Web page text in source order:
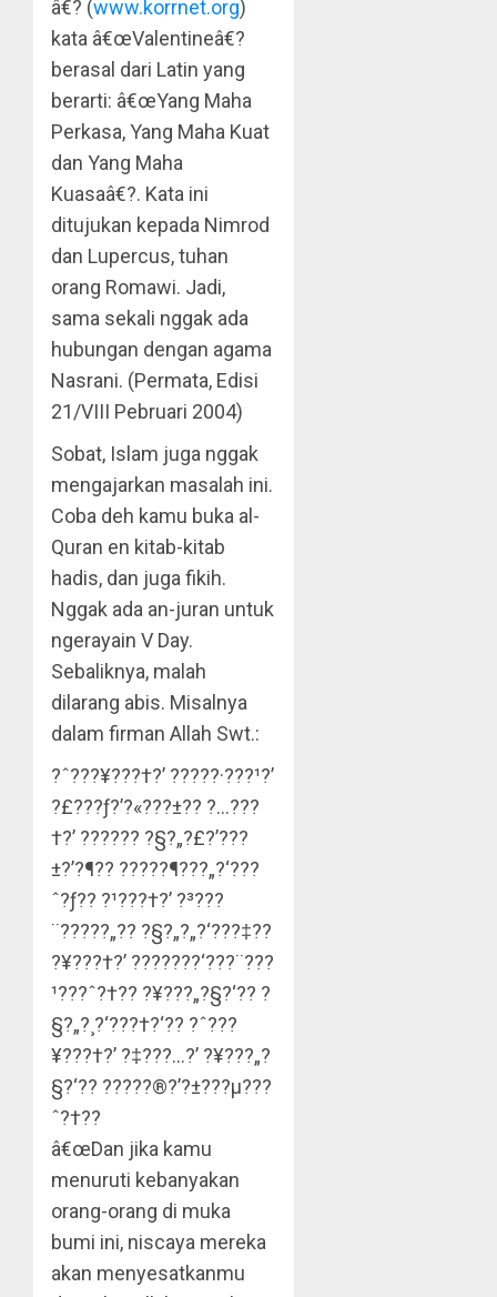
â€? (www.korrnet.org)
kata â€œValentineâ€?
berasal dari Latin yang
berarti: â€œYang Maha
Perkasa, Yang Maha Kuat
dan Yang Maha
Kuasaâ€?. Kata ini
ditujukan kepada Nimrod
dan Lupercus, tuhan
orang Romawi. Jadi,
sama sekali nggak ada
hubungan dengan agama
Nasrani. (Permata, Edisi
21/VIII Pebruari 2004)
Sobat, Islam juga nggak
mengajarkan masalah ini.
Coba deh kamu buka al-
Quran en kitab-kitab
hadis, dan juga fikih.
Nggak ada an-juran untuk
ngerayain V Day.
Sebaliknya, malah
dilarang abis. Misalnya
dalam firman Allah Swt.:
?ˆ???¥???†?’ ?????·???¹?’
?£???ƒ?’?«???±?? ?…???
†?’ ?????? ?§?„?£?’???
±?’?¶?? ?????¶???„?‘???
ˆ?ƒ?? ?¹???†?’ ?³???
¨?????„?? ?§?„?„?‘???‡??
?¥???†?’ ???????‘???¨???
¹???ˆ?†?? ?¥???„?§?‘?? ?
§?„?¸?‘???†?‘?? ?ˆ???
¥???†?’ ?‡???…?’ ?¥???„?
§?‘?? ?????®?’?±???µ???
ˆ?†??
â€œDan jika kamu
menuruti kebanyakan
orang-orang di muka
bumi ini, niscaya mereka
akan menyesatkanmu